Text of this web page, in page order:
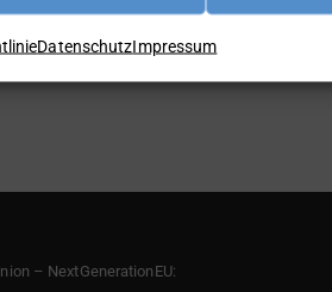
DatenschutzImpressum
– NextGenerationEU: